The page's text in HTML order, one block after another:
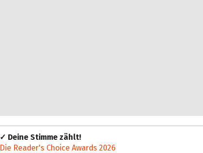
✓ Deine Stimme zählt!
Die Reader's Choice Awards 2026